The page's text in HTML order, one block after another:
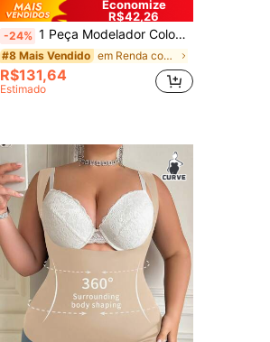
Economize
R$42,26
-24% 1 Peça Modelador Colombiano Plus Size Feminino, Bodysuit com Controle de Barriga, Macacão com Levantamento de Bumbum, Bodysuit Emagrecedor, Top Modelador de Cintura, Adequado para Múltiplas Ocasiões
#8 Mais Vendido em Renda contrastante Corpetes e modeladores plus
R$131,64
Estimado